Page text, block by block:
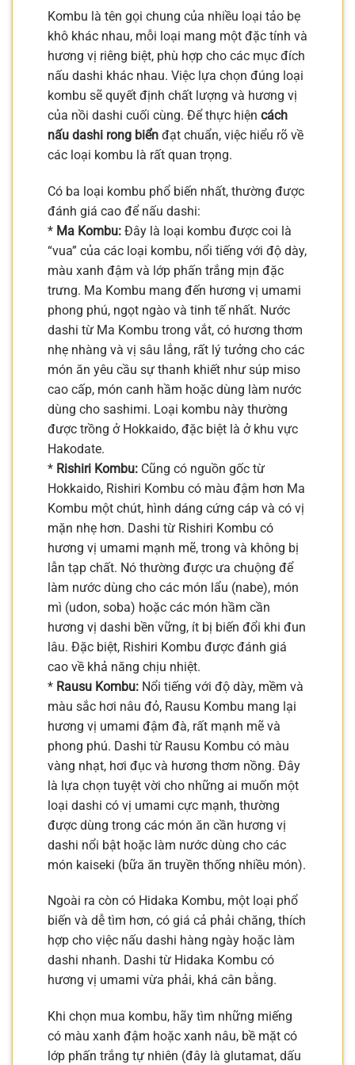
Kombu là tên gọi chung của nhiều loại tảo bẹ
khô khác nhau, mỗi loại mang một đặc tính và
hương vị riêng biệt, phù hợp cho các mục đích
nấu dashi khác nhau. Việc lựa chọn đúng loại
kombu sẽ quyết định chất lượng và hương vị
của nồi dashi cuối cùng. Để thực hiện cách
nấu dashi rong biển đạt chuẩn, việc hiểu rõ về
các loại kombu là rất quan trọng.
Có ba loại kombu phổ biến nhất, thường được
đánh giá cao để nấu dashi:
* Ma Kombu: Đây là loại kombu được coi là
“vua” của các loại kombu, nổi tiếng với độ dày,
màu xanh đậm và lớp phấn trắng mịn đặc
trưng. Ma Kombu mang đến hương vị umami
phong phú, ngọt ngào và tinh tế nhất. Nước
dashi từ Ma Kombu trong vắt, có hương thơm
nhẹ nhàng và vị sâu lắng, rất lý tưởng cho các
món ăn yêu cầu sự thanh khiết như súp miso
cao cấp, món canh hầm hoặc dùng làm nước
dùng cho sashimi. Loại kombu này thường
được trồng ở Hokkaido, đặc biệt là ở khu vực
Hakodate.
* Rishiri Kombu: Cũng có nguồn gốc từ
Hokkaido, Rishiri Kombu có màu đậm hơn Ma
Kombu một chút, hình dáng cứng cáp và có vị
mặn nhẹ hơn. Dashi từ Rishiri Kombu có
hương vị umami mạnh mẽ, trong và không bị
lẫn tạp chất. Nó thường được ưa chuộng để
làm nước dùng cho các món lẩu (nabe), món
mì (udon, soba) hoặc các món hầm cần
hương vị dashi bền vững, ít bị biến đổi khi đun
lâu. Đặc biệt, Rishiri Kombu được đánh giá
cao về khả năng chịu nhiệt.
* Rausu Kombu: Nổi tiếng với độ dày, mềm và
màu sắc hơi nâu đỏ, Rausu Kombu mang lại
hương vị umami đậm đà, rất mạnh mẽ và
phong phú. Dashi từ Rausu Kombu có màu
vàng nhạt, hơi đục và hương thơm nồng. Đây
là lựa chọn tuyệt vời cho những ai muốn một
loại dashi có vị umami cực mạnh, thường
được dùng trong các món ăn cần hương vị
dashi nổi bật hoặc làm nước dùng cho các
món kaiseki (bữa ăn truyền thống nhiều món).
Ngoài ra còn có Hidaka Kombu, một loại phổ
biến và dễ tìm hơn, có giá cả phải chăng, thích
hợp cho việc nấu dashi hàng ngày hoặc làm
dashi nhanh. Dashi từ Hidaka Kombu có
hương vị umami vừa phải, khá cân bằng.
Khi chọn mua kombu, hãy tìm những miếng
có màu xanh đậm hoặc xanh nâu, bề mặt có
lớp phấn trắng tự nhiên (đây là glutamat, dấu